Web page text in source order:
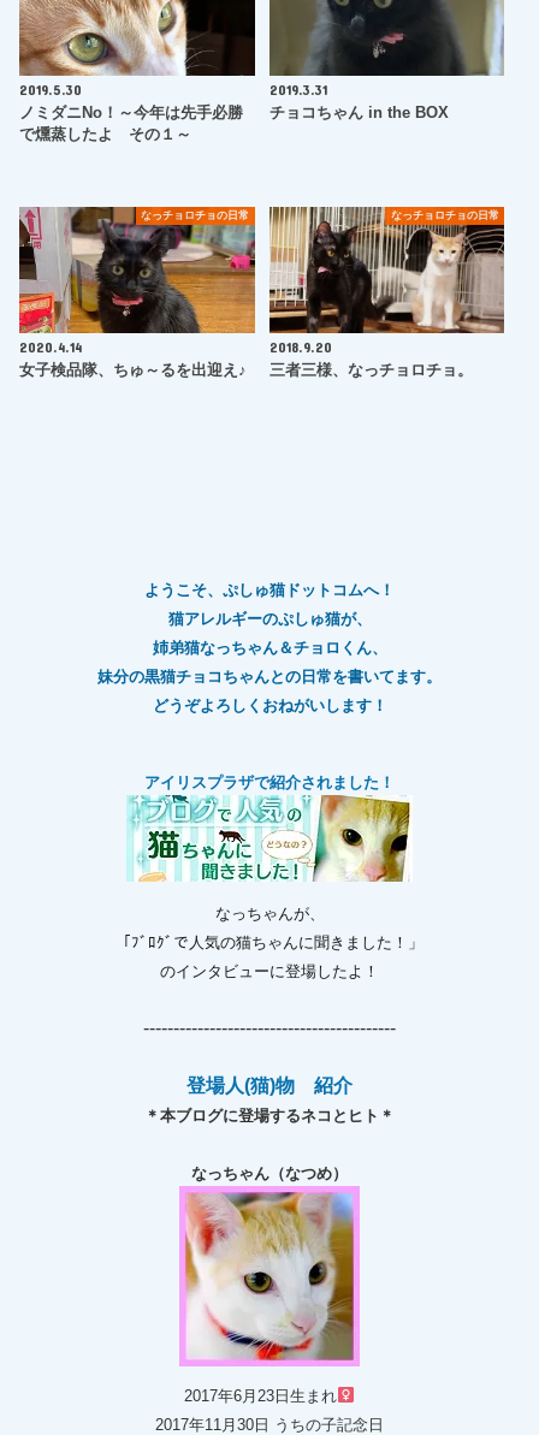
2019.5.30
ノミダニNo！～今年は先手必勝
で燻蒸したよ その１～
2019.3.31
チョコちゃん in the BOX
なっチョロチョの日常
2020.4.14
女子検品隊、ちゅ～るを出迎え♪
なっチョロチョの日常
2018.9.20
三者三様、なっチョロチョ。
ようこそ、ぷしゅ猫ドットコムへ！
猫アレルギーのぷしゅ猫が、
姉弟猫なっちゃん＆チョロくん、
妹分の黒猫チョコちゃんとの日常を書いてます。
どうぞよろしくおねがいします！
アイリスプラザで紹介されました！
なっちゃんが、
「ﾌﾞﾛｸﾞで人気の猫ちゃんに聞きました！」
のインタビューに登場したよ！
------------------------------------------
登場人(猫)物 紹介
＊本ブログに登場するネコとヒト＊
なっちゃん（なつめ）
2017年6月23日生まれ
2017年11月30日 うちの子記念日